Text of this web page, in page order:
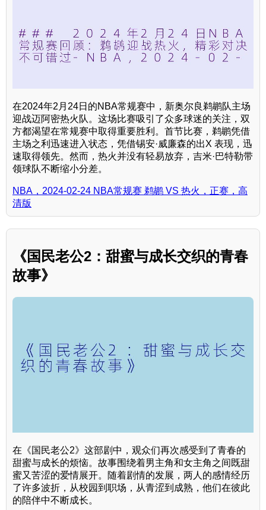
在2024年2月24日的NBA常规赛中，新奥尔良鹈鹕队主场
迎战迈阿密热火队。这场比赛吸引了众多球迷的关注，双
方都渴望在常规赛中取得重要胜利。首节比赛，鹈鹕凭借
主场之利迅速进入状态，凭借锡安·威廉森的出X 表现，迅
速取得领先。然而，热火并没有轻易放弃，吉米·巴特勒带
领球队不断缩小分差。
NBA，2024-02-24 NBA常规赛 鹈鹕 VS 热火，正赛，高
清版
《国民老公2：甜蜜与成长交织的青春
故事》
在《国民老公2》这部剧中，观众们再次感受到了青春的
甜蜜与成长的烦恼。故事围绕着男主角和女主角之间既甜
蜜又苦涩的爱情展开。随着剧情的发展，两人的感情经历
了许多波折，从校园到职场，从青涩到成熟，他们在彼此
的陪伴中不断成长。